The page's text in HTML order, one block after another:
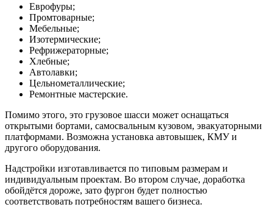
Еврофуры;
Промтоварные;
Мебельные;
Изотермические;
Рефрижераторные;
Хлебные;
Автолавки;
Цельнометаллические;
Ремонтные мастерские.
Помимо этого, это грузовое шасси может оснащаться
открытыми бортами, самосвальным кузовом, эвакуаторными
платформами. Возможна установка автовышек, КМУ и
другого оборудования.
Надстройки изготавливается по типовым размерам и
индивидуальным проектам. Во втором случае, доработка
обойдётся дороже, зато фургон будет полностью
соответствовать потребностям вашего бизнеса.